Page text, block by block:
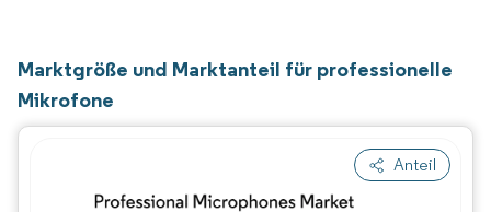
Marktgröße und Marktanteil für professionelle
Mikrofone
Anteil